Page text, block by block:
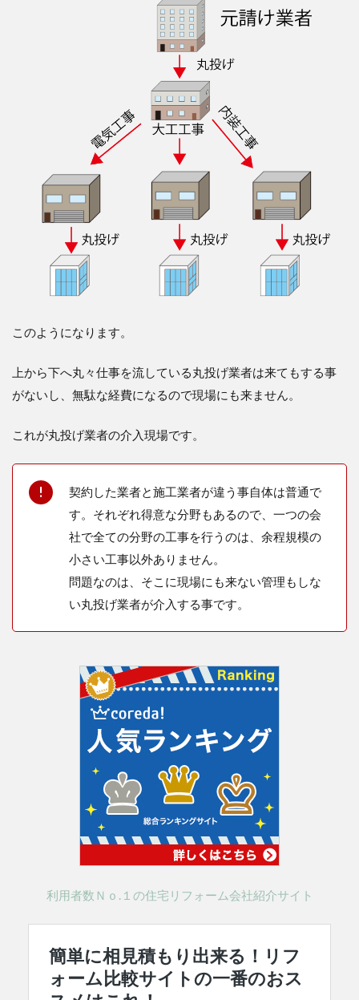
このようになります。
上から下へ丸々仕事を流している丸投げ業者は来てもする事
がないし、無駄な経費になるので現場にも来ません。
これが丸投げ業者の介入現場です。
契約した業者と施工業者が違う事自体は普通で
す。それぞれ得意な分野もあるので、一つの会
社で全ての分野の工事を行うのは、余程規模の
小さい工事以外ありません。
問題なのは、そこに現場にも来ない管理もしな
い丸投げ業者が介入する事です。
利用者数Ｎｏ.１の住宅リフォーム会社紹介サイト